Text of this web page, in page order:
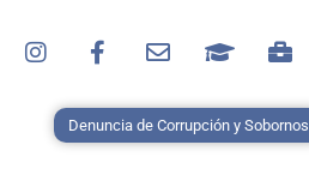
Denuncia de Corrupción y Sobornos